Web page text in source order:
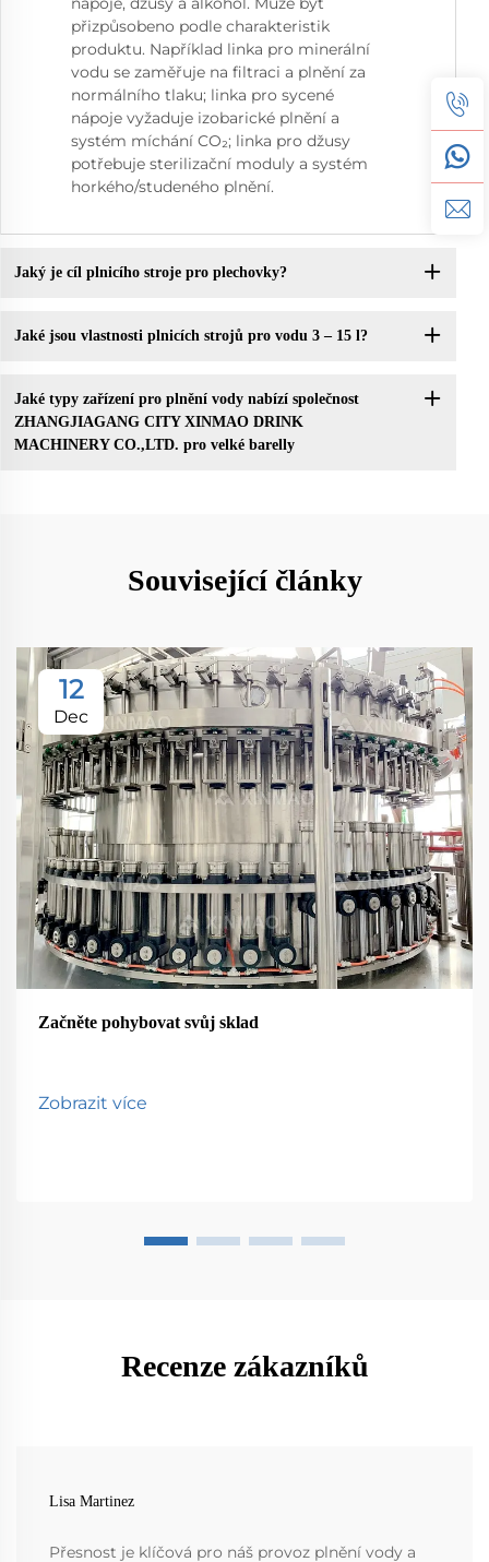
přizpůsobeno podle charakteristik
produktu. Například linka pro minerální
vodu se zaměřuje na filtraci a plnění za
normálního tlaku; linka pro sycené
nápoje vyžaduje izobarické plnění a
systém míchání CO₂; linka pro džusy
potřebuje sterilizační moduly a systém
horkého/studeného plnění.
Jaký je cíl plnicího stroje pro plechovky?
Jaké jsou vlastnosti plnicích strojů pro vodu 3 – 15 l?
Jaké typy zařízení pro plnění vody nabízí společnost
ZHANGJIAGANG CITY XINMAO DRINK
MACHINERY CO.,LTD. pro velké barelly
Související články
12
Dec
Začněte pohybovat svůj sklad
Zobrazit více
Recenze zákazníků
Lisa Martinez
Přesnost je klíčová pro náš provoz plnění vody a